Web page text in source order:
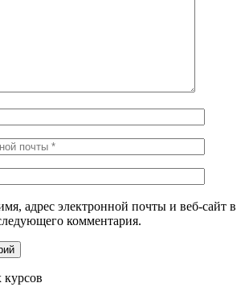
адрес электронной почты и веб-сайт в
комментария.